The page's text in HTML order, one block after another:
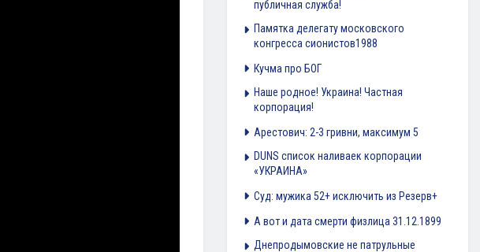
публичная служба!
Памятка делегату московского
конгресса сионистов1988
Кучма про БОГ
Наше родное! Украина! Частная
корпорация!
Арестович: 2-3 гривни, максимум 5
DUNS список наливаек корпорации
«УКРАИНА»
Суд: мужика 52+ исключить из Резерв+
А вот и дата смерти физлица 31.12.1899
Днепродымовские не патрульные